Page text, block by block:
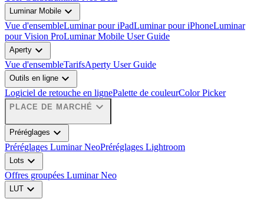
Luminar Mobile expand_more
Vue d'ensembleLuminar pour iPadLuminar pour iPhoneLuminar
pour Vision ProLuminar Mobile User Guide
Aperty expand_more
Vue d'ensembleTarifsAperty User Guide
Outils en ligne expand_more
Logiciel de retouche en lignePalette de couleurColor Picker
PLACE DE MARCHÉ expand_more
Préréglages expand_more
Préréglages Luminar NeoPréréglages Lightroom
Lots expand_more
Offres groupées Luminar Neo
LUT expand_more